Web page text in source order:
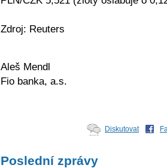
Zdroj: Reuters
Aleš Mendl
Fio banka, a.s.
Diskutovat
Poslední zprávy